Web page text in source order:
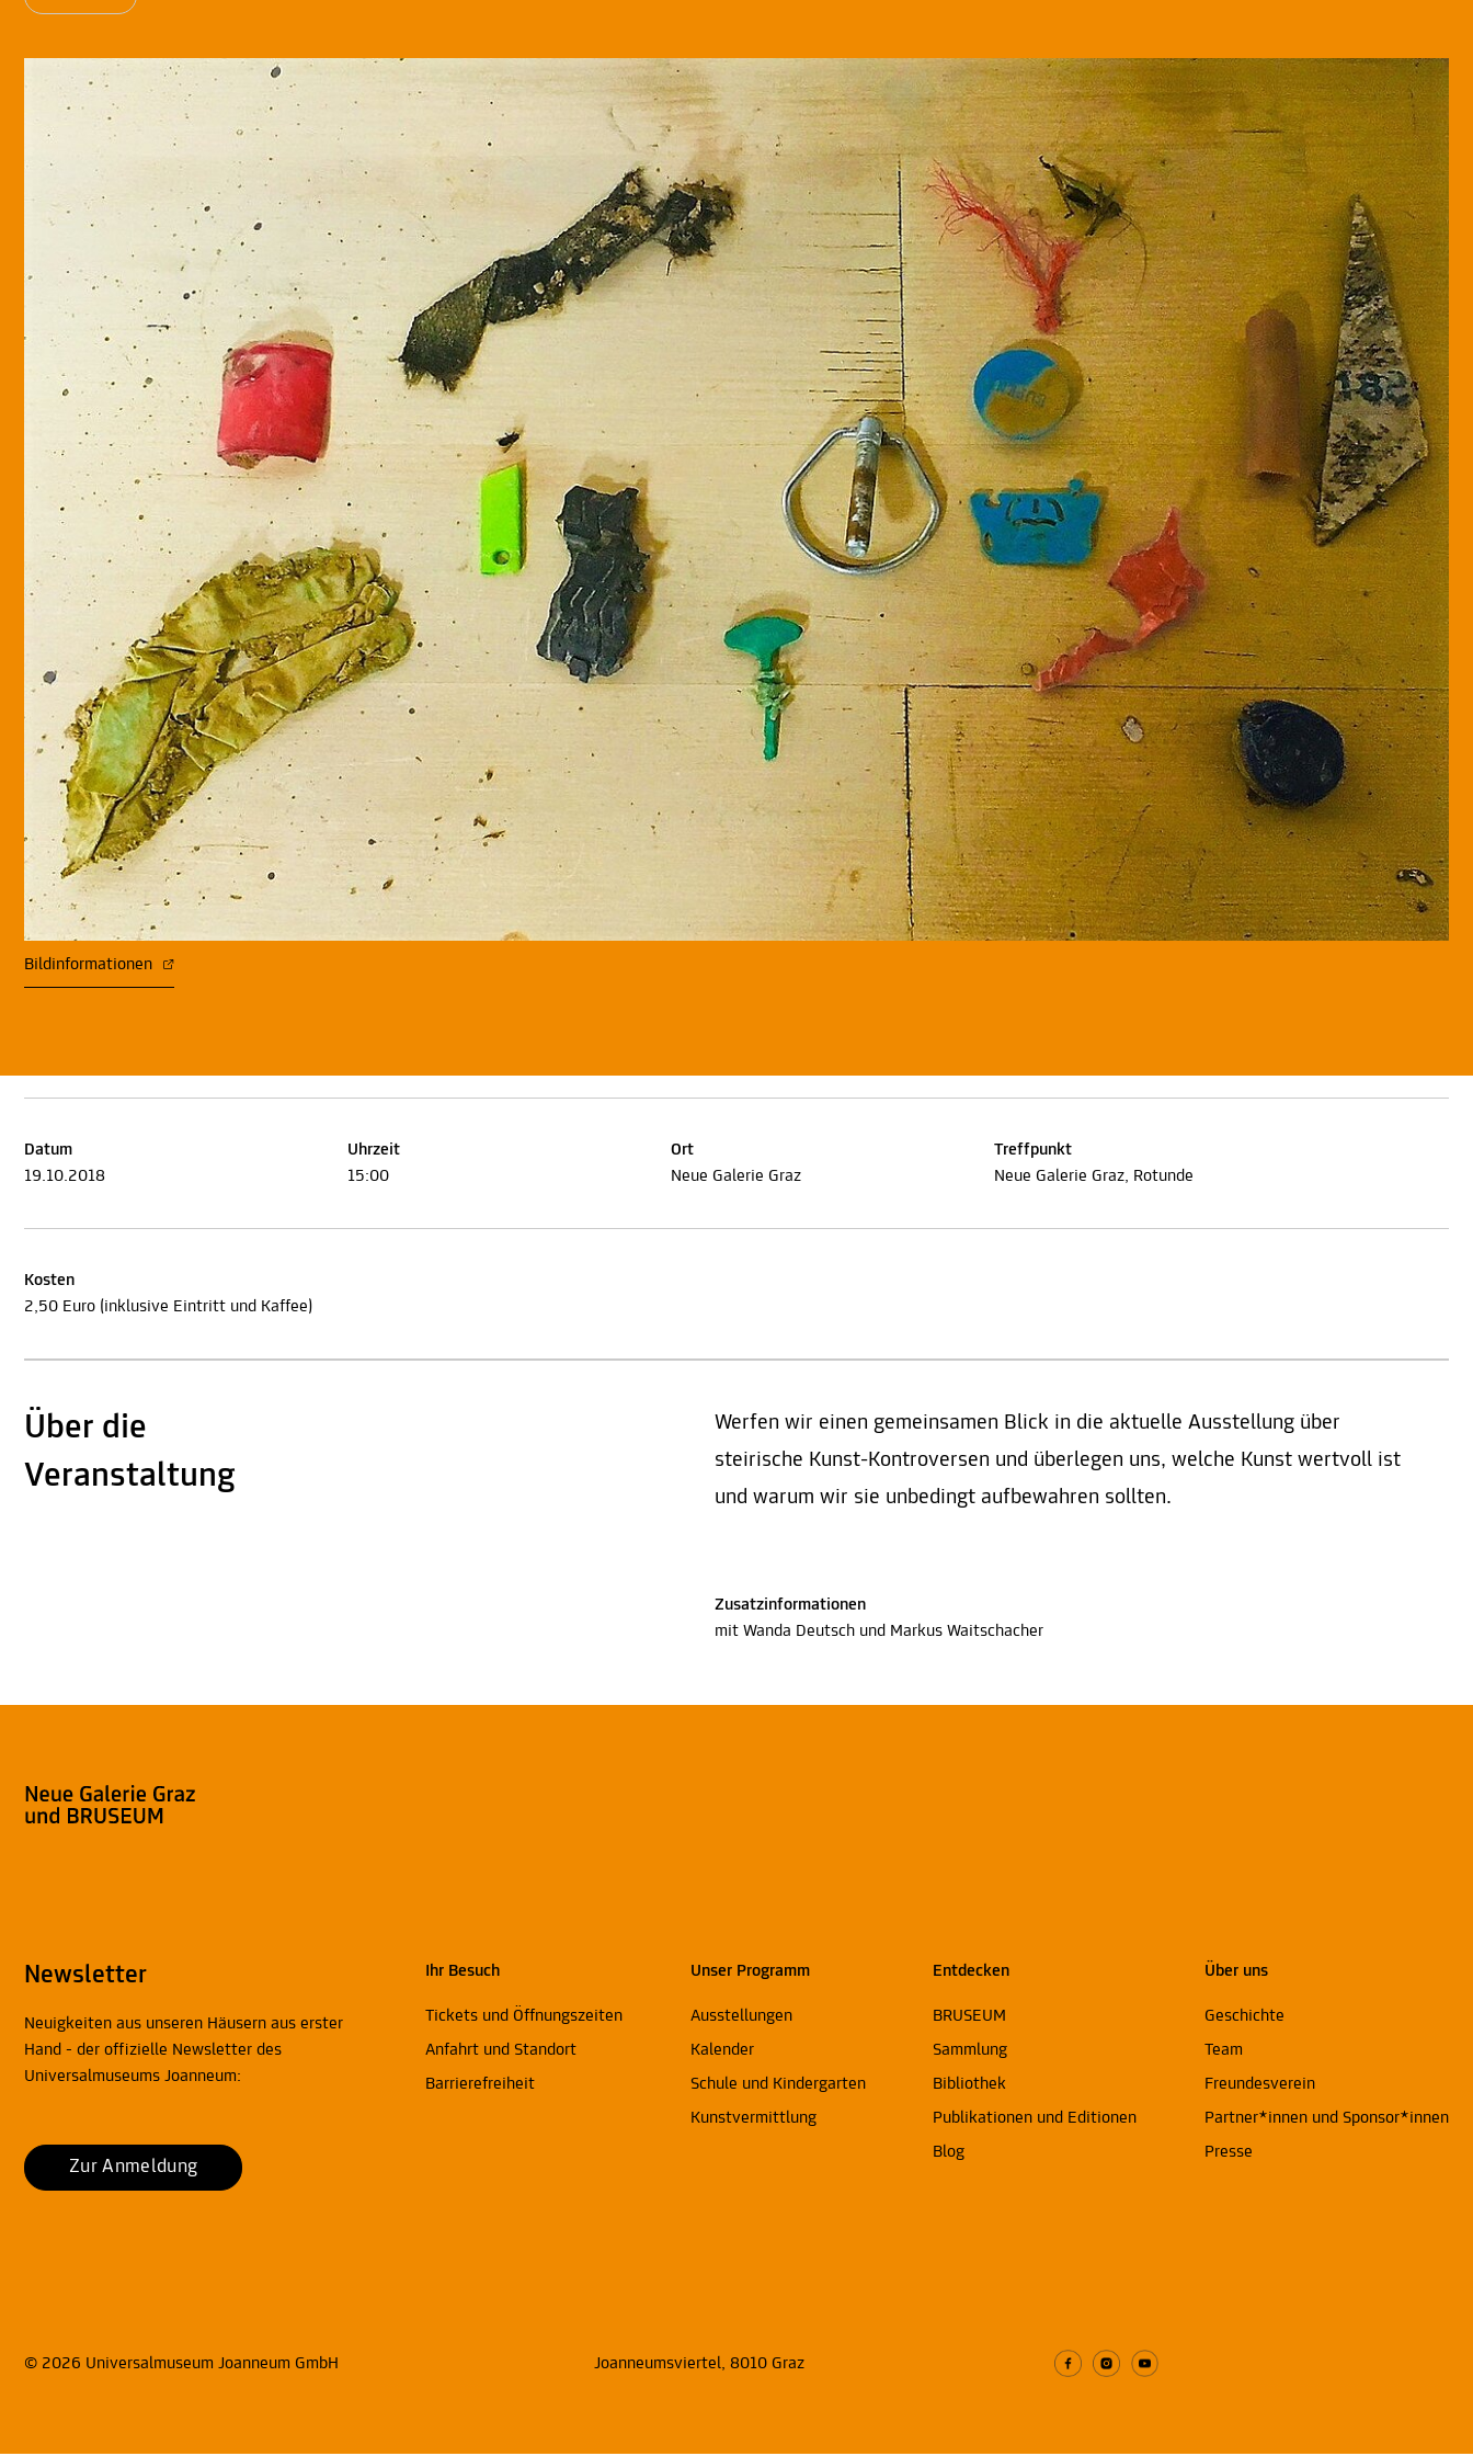
Bildinformationen
Datum
19.10.2018
Uhrzeit
15:00
Ort
Neue Galerie Graz
Treffpunkt
Neue Galerie Graz, Rotunde
Kosten
2,50 Euro (inklusive Eintritt und Kaffee)
Über die
Veranstaltung
Werfen wir einen gemeinsamen Blick in die aktuelle Ausstellung über
steirische Kunst-Kontroversen und überlegen uns, welche Kunst wertvoll ist
und warum wir sie unbedingt aufbewahren sollten.
Zusatzinformationen
mit Wanda Deutsch und Markus Waitschacher
Newsletter
Neuigkeiten aus unseren Häusern aus erster
Hand - der offizielle Newsletter des
Universalmuseums Joanneum:
Zur Anmeldung
Ihr Besuch
Tickets und Öffnungszeiten
Anfahrt und Standort
Barrierefreiheit
Unser Programm
Ausstellungen
Kalender
Schule und Kindergarten
Kunstvermittlung
Entdecken
BRUSEUM
Sammlung
Bibliothek
Publikationen und Editionen
Blog
Über uns
Geschichte
Team
Freundesverein
Partner*innen und Sponsor*innen
Presse
© 2026 Universalmuseum Joanneum GmbH Joanneumsviertel, 8010 Graz